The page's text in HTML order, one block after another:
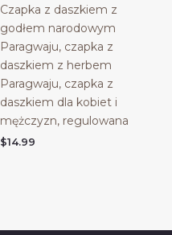
Czapka z daszkiem z
godłem narodowym
Paragwaju, czapka z
daszkiem z herbem
Paragwaju, czapka z
daszkiem dla kobiet i
mężczyzn, regulowana
$14.99